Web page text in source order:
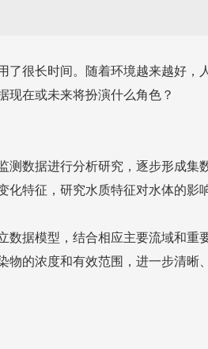
了很长时间。随着环境越来越好
现在或未来将扮演什么角色？
数据进行分析研究，逐步形成
特征，研究水质特征对水体的影
据模型，结合相应主要流域和
的浓度和有效范围，进一步清晰